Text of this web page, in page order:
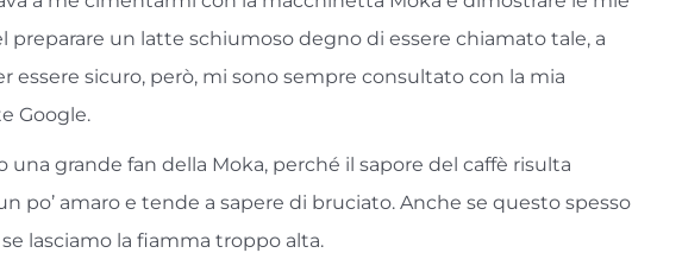
preparare un latte schiumoso degno di essere chiamato tale, a
essere sicuro, però, mi sono sempre consultato con la mia
Google.
una grande fan della Moka, perché il sapore del caffè risulta
po’ amaro e tende a sapere di bruciato. Anche se questo spesso
lasciamo la fiamma troppo alta.